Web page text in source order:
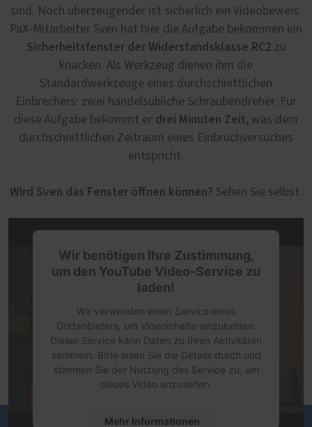
sind. Noch überzeugender ist sicherlich ein Videobeweis.
PaX-Mitarbeiter Sven hat hier die Aufgabe bekommen ein
Sicherheitsfenster der Widerstandsklasse RC2zu
knacken. Als Werkzeug dienen ihm die
Standardwerkzeuge eines durchschnittlichen
Einbrechers: zwei handelsübliche Schraubendreher. Für
diese Aufgabe bekommt er drei Minuten Zeit, was dem
durchschnittlichen Zeitraum eines Einbruchversuches
entspricht.
Wird Sven das Fenster öffnen können? Sehen Sie selbst.
Wir benötigen Ihre Zustimmung,
um den YouTube Video-Service zu
laden!
Wir verwenden einen Service eines
Drittanbieters, um Videoinhalte einzubetten.
Dieser Service kann Daten zu Ihren Aktivitäten
sammeln. Bitte lesen Sie die Details durch und
stimmen Sie der Nutzung des Service zu, um
dieses Video anzusehen.
Mehr Informationen